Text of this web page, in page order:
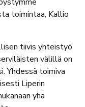
toimintaa, Kallio
tiivis yhteistyö
välillä on
Yhdessä toimiva
Liperin
yhä